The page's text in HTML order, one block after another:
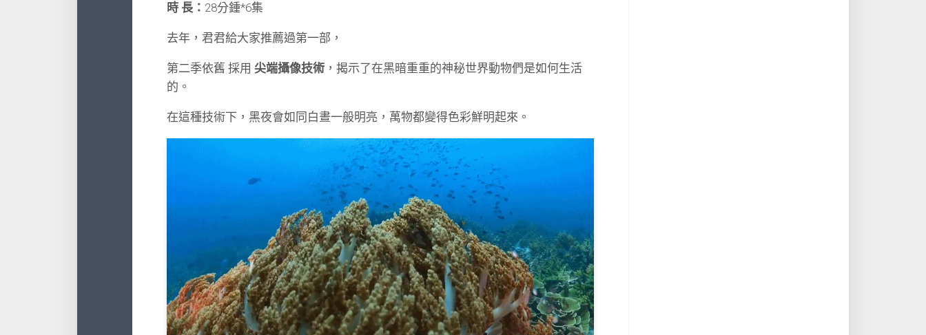
時 長： 28分鍾*6集
去年，君君給大家推薦過第一部，
第二季依舊 採用 尖端攝像技術 ，揭示了在黑暗重重的神秘世界動物們是如何生活
的。
在這種技術下，黑夜會如同白晝一般明亮，萬物都變得色彩鮮明起來。